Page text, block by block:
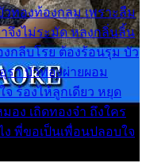
ทองท้องกลม เพราะลืม
จึงไม่ระมัด หลงกลิ่นลิ้น
กลีบโรย ต้องร้อนรุม บัว
า บัวทองผ่ายผอม
ร้องไห้ลูกเดียว หยุด
อง เถิดทองจ๋า ถึงใคร
ง พี่ขอเป็นเพื่อนปลอบใจ